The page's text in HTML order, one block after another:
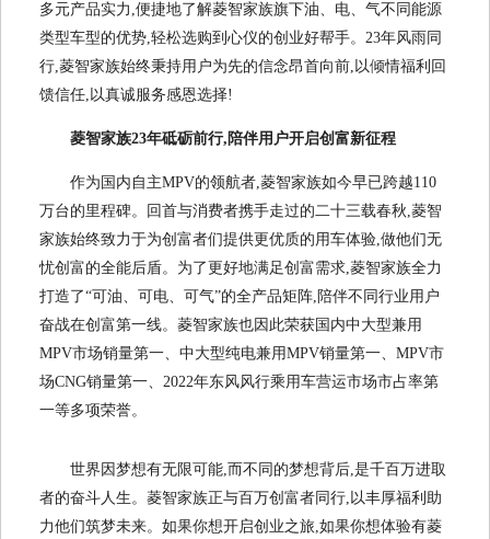
多元产品实力,便捷地了解菱智家族旗下油、电、气不同能源
类型车型的优势,轻松选购到心仪的创业好帮手。23年风雨同
行,菱智家族始终秉持用户为先的信念昂首向前,以倾情福利回
馈信任,以真诚服务感恩选择!
菱智家族23年砥砺前行,陪伴用户开启创富新征程
作为国内自主MPV的领航者,菱智家族如今早已跨越110
万台的里程碑。回首与消费者携手走过的二十三载春秋,菱智
家族始终致力于为创富者们提供更优质的用车体验,做他们无
忧创富的全能后盾。为了更好地满足创富需求,菱智家族全力
打造了“可油、可电、可气”的全产品矩阵,陪伴不同行业用户
奋战在创富第一线。菱智家族也因此荣获国内中大型兼用
MPV市场销量第一、中大型纯电兼用MPV销量第一、MPV市
场CNG销量第一、2022年东风风行乘用车营运市场市占率第
一等多项荣誉。
世界因梦想有无限可能,而不同的梦想背后,是千百万进取
者的奋斗人生。菱智家族正与百万创富者同行,以丰厚福利助
力他们筑梦未来。如果你想开启创业之旅,如果你想体验有菱